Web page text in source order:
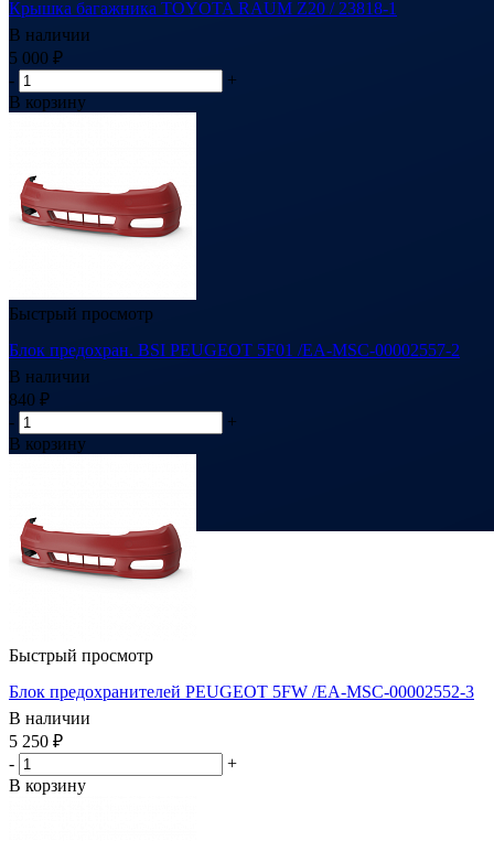
Крышка багажника TOYOTA RAUM Z20 / 23818-1
В наличии
5 000 ₽
-
+
В корзину
Быстрый просмотр
Блок предохран. BSI PEUGEOT 5F01 /EA-MSC-00002557-2
В наличии
840 ₽
-
+
В корзину
Быстрый просмотр
Блок предохранителей PEUGEOT 5FW /EA-MSC-00002552-3
В наличии
5 250 ₽
-
+
В корзину